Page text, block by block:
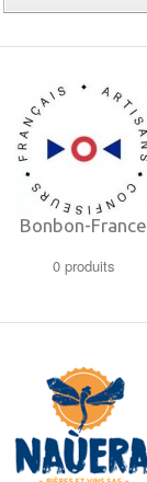
Bonbon-France
0 produits